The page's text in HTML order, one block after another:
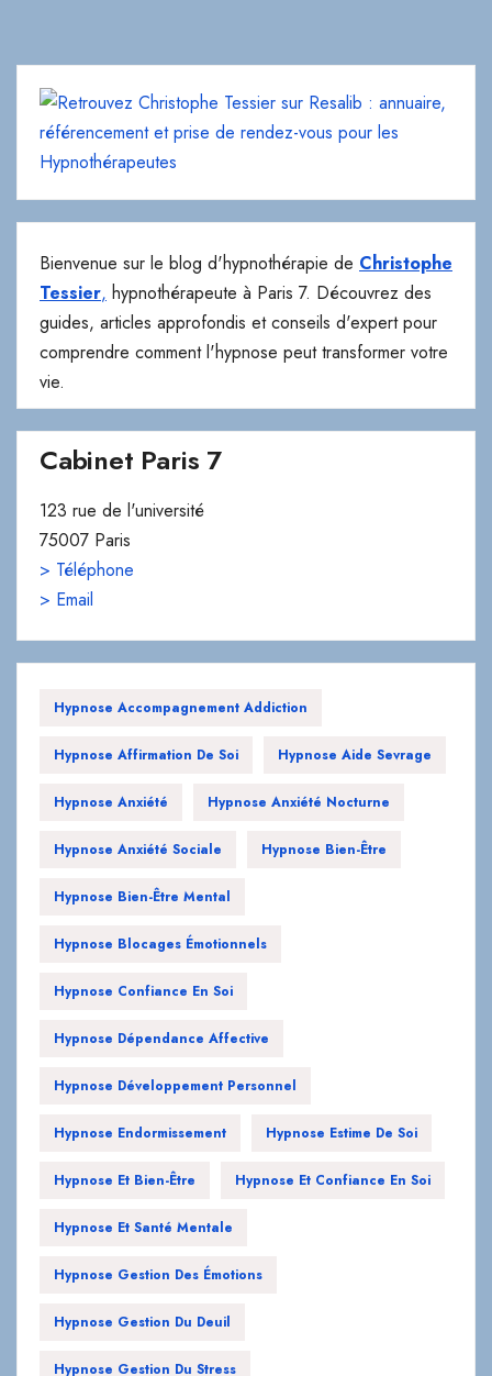
Bienvenue sur le blog d'hypnothérapie de Christophe
Tessier, hypnothérapeute à Paris 7. Découvrez des
guides, articles approfondis et conseils d'expert pour
comprendre comment l'hypnose peut transformer votre
vie.
Cabinet Paris 7
123 rue de l'université
75007 Paris
> Téléphone
> Email
Hypnose Accompagnement Addiction
Hypnose Affirmation De Soi Hypnose Aide Sevrage
Hypnose Anxiété Hypnose Anxiété Nocturne
Hypnose Anxiété Sociale Hypnose Bien-Être
Hypnose Bien-Être Mental
Hypnose Blocages Émotionnels
Hypnose Confiance En Soi
Hypnose Dépendance Affective
Hypnose Développement Personnel
Hypnose Endormissement Hypnose Estime De Soi
Hypnose Et Bien-Être Hypnose Et Confiance En Soi
Hypnose Et Santé Mentale
Hypnose Gestion Des Émotions
Hypnose Gestion Du Deuil
Hypnose Gestion Du Stress